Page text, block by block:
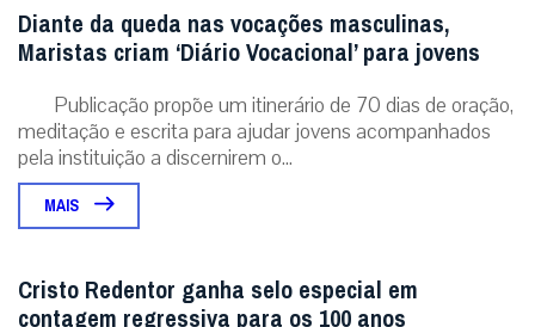
Diante da queda nas vocações masculinas,
Maristas criam ‘Diário Vocacional’ para jovens
Publicação propõe um itinerário de 70 dias de oração,
meditação e escrita para ajudar jovens acompanhados
pela instituição a discernirem o...
MAIS
Cristo Redentor ganha selo especial em